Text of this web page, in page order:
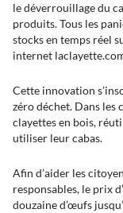
le déverrouillage du
produits. Tous les
stocks en temps réel
internet
Cette innovation
zéro déchet. Dans les
clayettes en bois,
utiliser leur cabas.
Afin d’aider les
responsables, le prix
douzaine d’œufs